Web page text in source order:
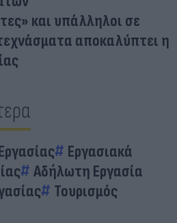
και υπάλληλοι σε
αποκαλύπτει η
Εργασιακά
Αδήλωτη Εργασία
Τουρισμός